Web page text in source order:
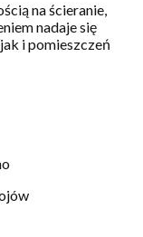
na ścieranie,
nadaje się
i pomieszczeń